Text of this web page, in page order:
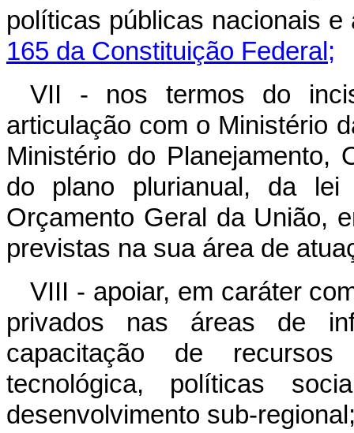
políticas públicas nacionais
165 da Constituição Federal;
VII - nos termos do
articulação com o Ministério
Ministério do Planejamento,
do plano plurianual, da
Orçamento Geral da União,
previstas na sua área de
VIII - apoiar, em caráter
privados nas áreas de
capacitação de
tecnológica, políticas
desenvolvimento sub-